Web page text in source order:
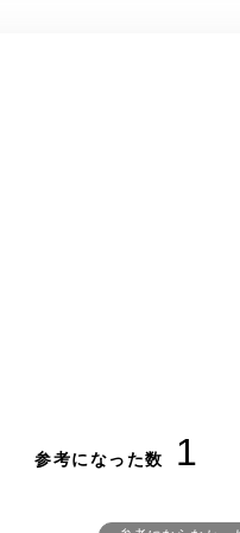
参考になった数 1